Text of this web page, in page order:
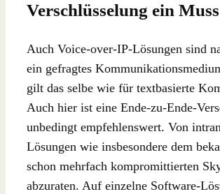
Verschlüsselung ein Muss
Auch Voice-over-IP-Lösungen sind
ein gefragtes
gilt das selbe wie für textbasierte
Auch hier ist eine Ende-zu-Ende-
unbedingt empfehlenswert. Von
Lösungen wie insbesondere dem
schon mehrfach kompromittierten
abzuraten. Auf einzelne Software-